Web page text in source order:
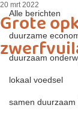
Alle berichten
duurzame
duurzaam
lokaal voedsel
samen duurzaam
Grote
20 mrt 2022